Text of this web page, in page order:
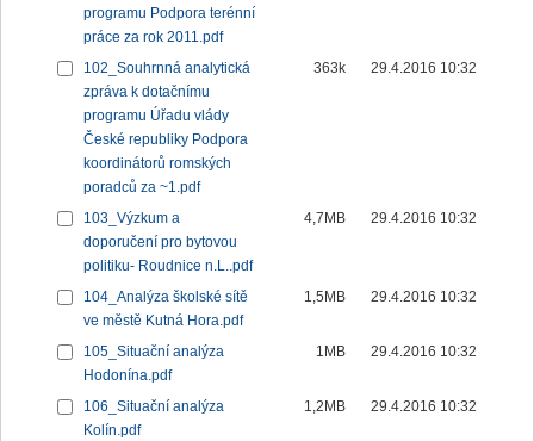
programu Podpora terénní
práce za rok 2011.pdf
102_Souhrnná analytická
zpráva k dotačnímu
programu Úřadu vlády
České republiky Podpora
koordinátorů romských
poradců za ~1.pdf
363k 29.4.2016 10:32
103_Výzkum a
doporučení pro bytovou
politiku- Roudnice n.L..pdf
4,7MB 29.4.2016 10:32
104_Analýza školské sítě
ve městě Kutná Hora.pdf
1,5MB 29.4.2016 10:32
105_Situační analýza
Hodonína.pdf
1MB 29.4.2016 10:32
106_Situační analýza
Kolín.pdf
1,2MB 29.4.2016 10:32